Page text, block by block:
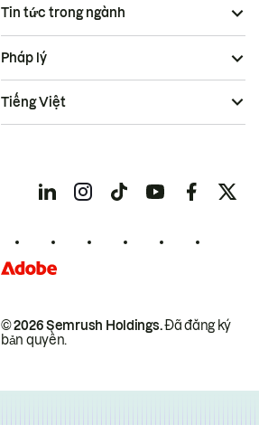
Tin tức trong ngành
© 2026 Semrush Holdings.Đã đăng ký
bản quyền.
Pháp lý
Tiếng Việt